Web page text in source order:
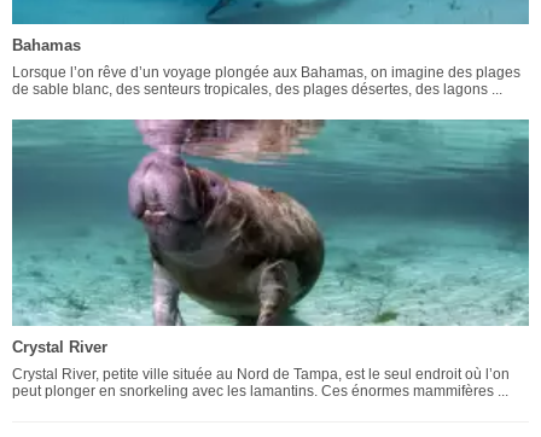
Bahamas
Lorsque l’on rêve d’un voyage plongée aux Bahamas, on imagine des plages
de sable blanc, des senteurs tropicales, des plages désertes, des lagons ...
Crystal River
Crystal River, petite ville située au Nord de Tampa, est le seul endroit où l’on
peut plonger en snorkeling avec les lamantins. Ces énormes mammifères ...